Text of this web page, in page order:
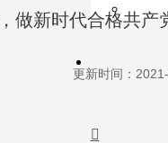

做新时代合格共
更新时间：